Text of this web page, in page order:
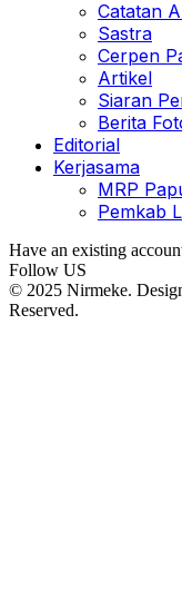
Catatan
Sastra
Cerpen
Artikel
Siaran
Berita
Editorial
Kerjasama
MRP
Pemkab
Have an existing
Follow US
© 2025 Nirmeke.
Reserved.